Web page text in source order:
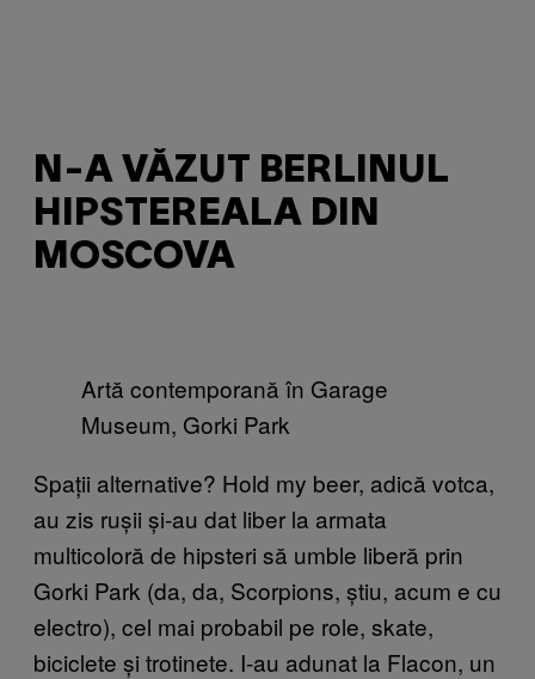
N-A VĂZUT BERLINUL
HIPSTEREALA DIN
MOSCOVA
Artă contemporană în Garage
Museum, Gorki Park
Spații alternative? Hold my beer, adică votca,
au zis rușii și-au dat liber la armata
multicoloră de hipsteri să umble liberă prin
Gorki Park (da, da, Scorpions, știu, acum e cu
electro), cel mai probabil pe role, skate,
biciclete și trotinete. I-au adunat la Flacon, un